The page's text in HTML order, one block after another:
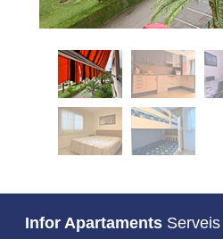
Infor Apartaments